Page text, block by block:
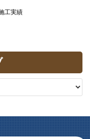
工実績